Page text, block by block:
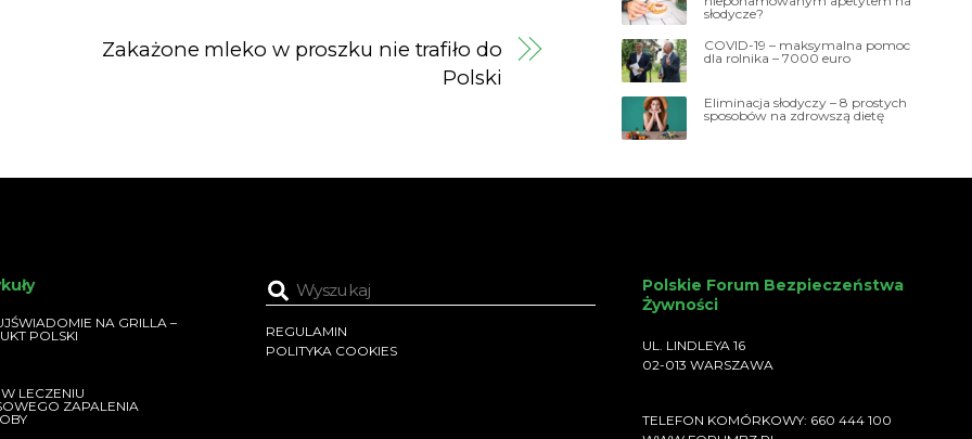
Zakażone mleko w proszku nie trafiło do
Polski
słodycze?
COVID-19 – maksymalna pomoc
dla rolnika – 7000 euro
Eliminacja słodyczy – 8 prostych
sposobów na zdrowszą dietę
NA GRILLA –
POLSKI
LECZENIU
ZAPALENIA
REGULAMIN
POLITYKA COOKIES
Polskie Forum Bezpieczeństwa
Żywności
UL. LINDLEYA 16
02-013 WARSZAWA
TELEFON KOMÓRKOWY: 660 444 100